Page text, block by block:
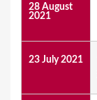
28 August
2021
23 July 2021